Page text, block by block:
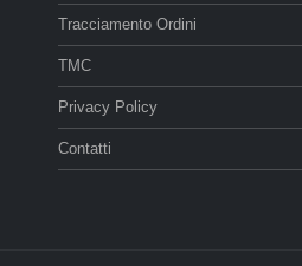
Tracciamento Ordini
TMC
Privacy Policy
Contatti